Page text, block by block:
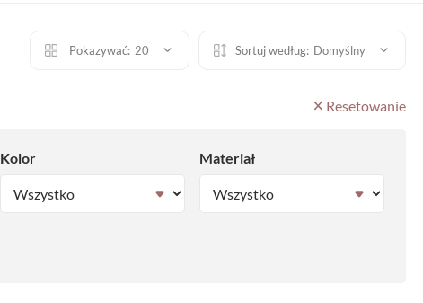
Pokazywać: 20 Sortuj według: Domyślny
Resetowanie
Kolor Materiał